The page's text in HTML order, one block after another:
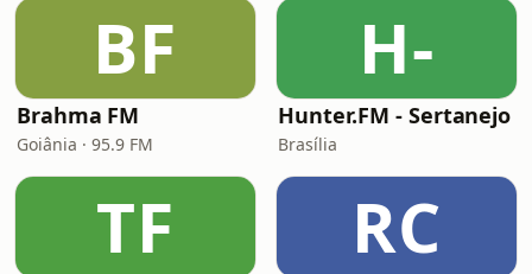
BF
Brahma FM
Goiânia · 95.9 FM
H-
Hunter.FM - Sertanejo
Brasília
TF RC